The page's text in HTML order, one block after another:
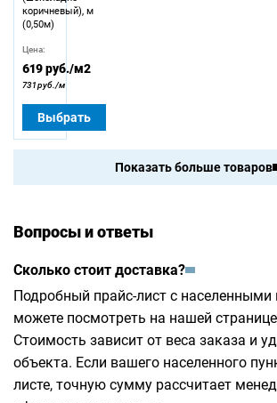
коричневый), м
(0,50м)
Цена:
619руб./м2
731 руб./м
Выбрать
Показать больше товаров
Вопросы и ответы
Сколько стоит доставка?
Подробный прайс-лист с населенными
можете посмотреть на нашей странице
Стоимость зависит от веса заказа и
объекта. Если вашего населенного
листе, точную сумму рассчитает